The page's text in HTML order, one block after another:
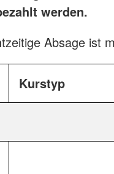
werden.
Absage ist
Kurstyp